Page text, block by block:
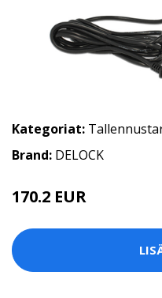
Kategoriat:
Brand: DELOCK
170.2 EUR